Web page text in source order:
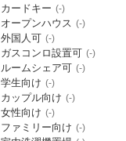
カードキー (-)
オープンハウス (-)
外国人可 (-)
ガスコンロ設置可 (-)
ルームシェア可 (-)
学生向け (-)
カップル向け (-)
女性向け (-)
ファミリー向け (-)